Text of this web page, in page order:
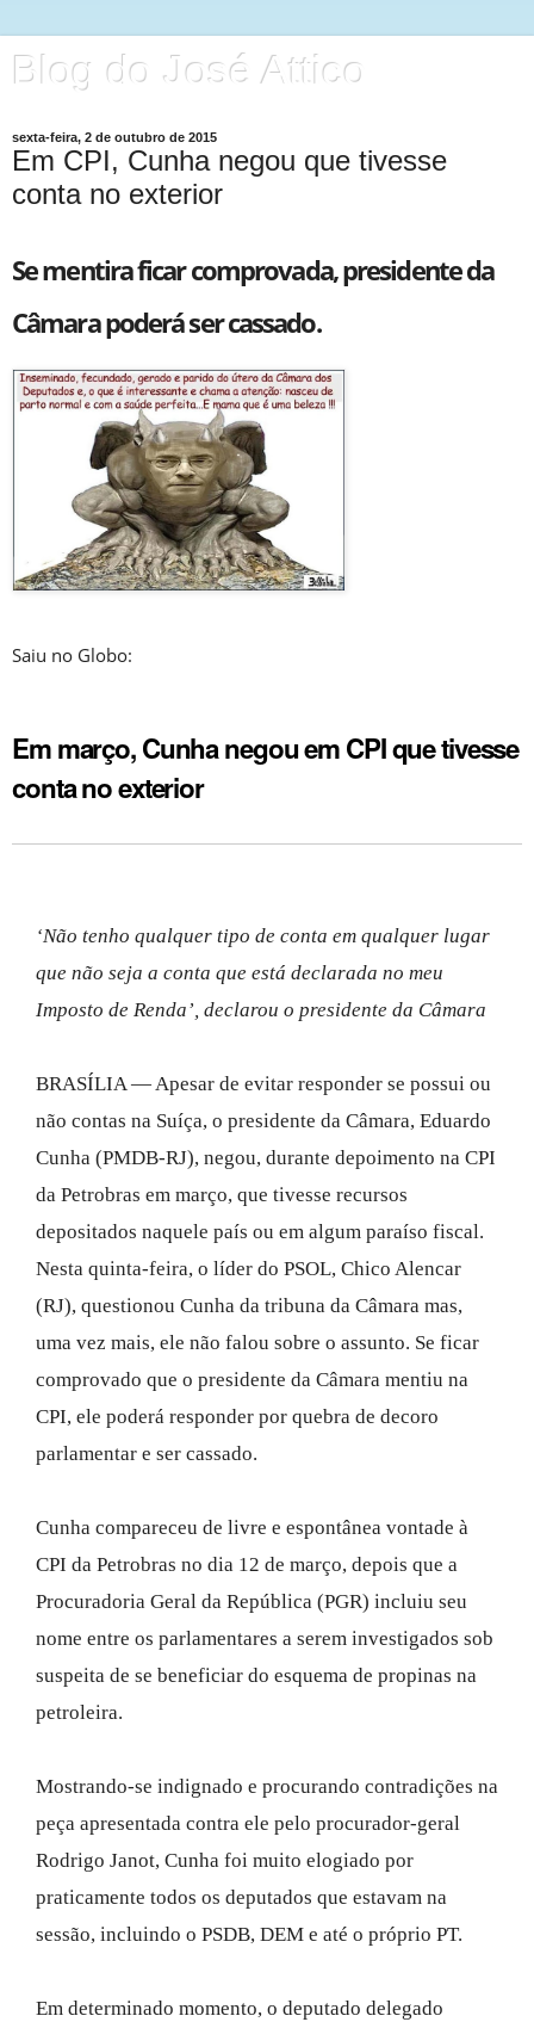
Blog do José Attico
sexta-feira, 2 de outubro de 2015
Em CPI, Cunha negou que tivesse
conta no exterior
Se mentira ficar comprovada, presidente da
Câmara poderá ser cassado.
Saiu no Globo:
Em março, Cunha negou em CPI que tivesse
conta no exterior
‘Não tenho qualquer tipo de conta em qualquer lugar
que não seja a conta que está declarada no meu
Imposto de Renda’, declarou o presidente da Câmara
BRASÍLIA — Apesar de evitar responder se possui ou
não contas na Suíça, o presidente da Câmara, Eduardo
Cunha (PMDB-RJ), negou, durante depoimento na CPI
da Petrobras em março, que tivesse recursos
depositados naquele país ou em algum paraíso fiscal.
Nesta quinta-feira, o líder do PSOL, Chico Alencar
(RJ), questionou Cunha da tribuna da Câmara mas,
uma vez mais, ele não falou sobre o assunto. Se ficar
comprovado que o presidente da Câmara mentiu na
CPI, ele poderá responder por quebra de decoro
parlamentar e ser cassado.
Cunha compareceu de livre e espontânea vontade à
CPI da Petrobras no dia 12 de março, depois que a
Procuradoria Geral da República (PGR) incluiu seu
nome entre os parlamentares a serem investigados sob
suspeita de se beneficiar do esquema de propinas na
petroleira.
Mostrando-se indignado e procurando contradições na
peça apresentada contra ele pelo procurador-geral
Rodrigo Janot, Cunha foi muito elogiado por
praticamente todos os deputados que estavam na
sessão, incluindo o PSDB, DEM e até o próprio PT.
Em determinado momento, o deputado delegado